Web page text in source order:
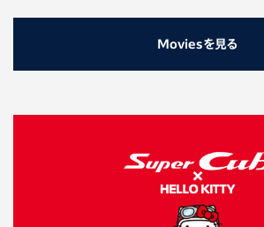
Moviesを見る